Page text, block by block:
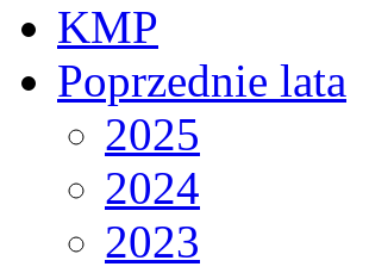
KMP
Poprzednie lata
2025
2024
2023